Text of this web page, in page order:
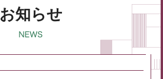
お知らせ